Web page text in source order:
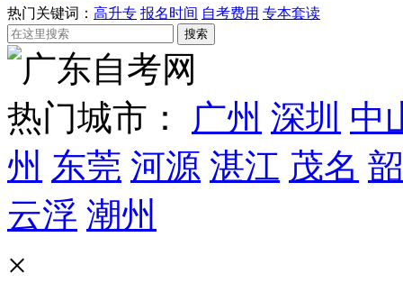
热门关键词： 高升专 报名时间 自考费用 专本套读
热门城市： 广州 深圳 中
州 东莞 河源 湛江 茂名
云浮 潮州
×